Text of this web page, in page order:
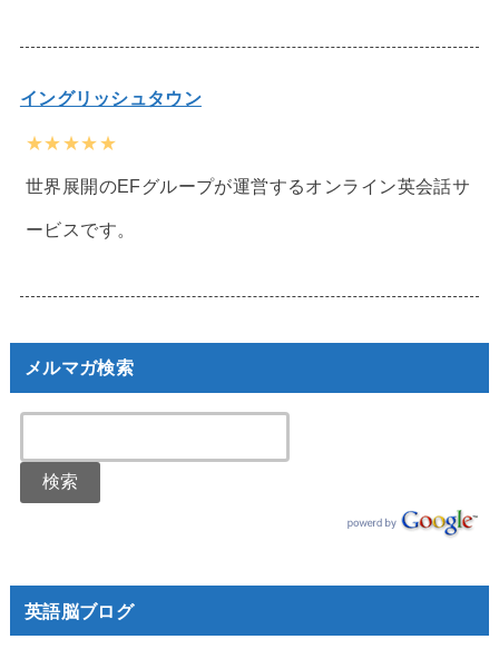
イングリッシュタウン
★★★★★
世界展開のEFグループが運営するオンライン英会話サ
ービスです。
メルマガ検索
英語脳ブログ